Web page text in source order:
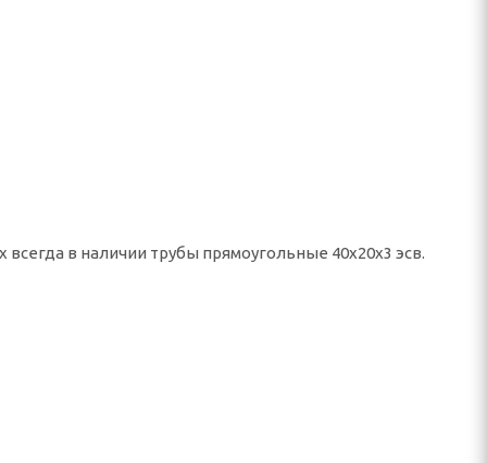
в наличии трубы прямоугольные 40х20х3 эсв.